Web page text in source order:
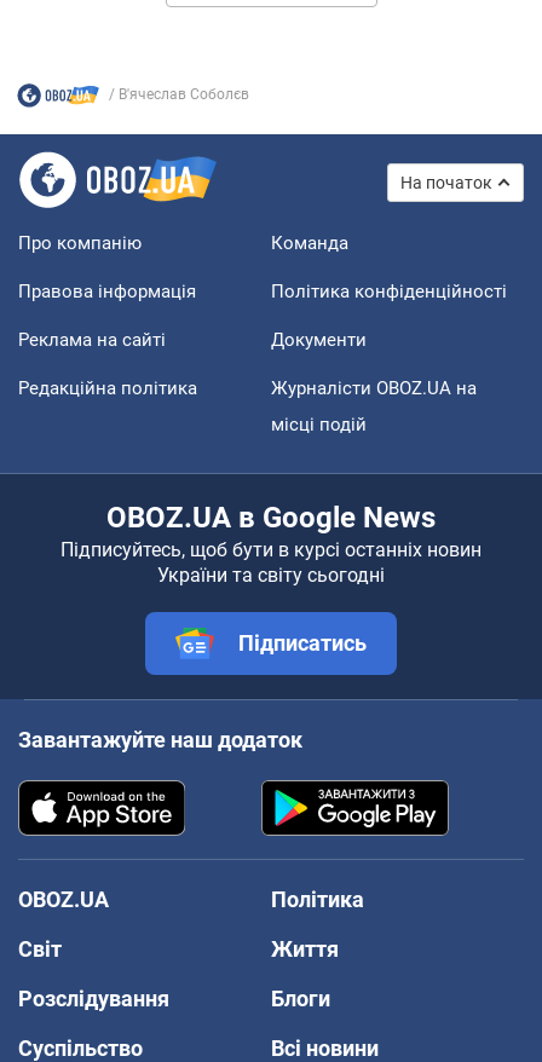
В'ячеслав Соболєв
На початок
Про компанію Команда
Правова інформація Політика конфіденційності
Реклама на сайті Документи
Редакційна політика
Журналісти OBOZ.UA на
місці подій
OBOZ.UA в Google News
Підписуйтесь, щоб бути в курсі останніх новин
України та світу сьогодні
Підписатись
Завантажуйте наш додаток
OBOZ.UA
Політика
Світ
Життя
Розслідування
Блоги
Суспільство
Всі новини